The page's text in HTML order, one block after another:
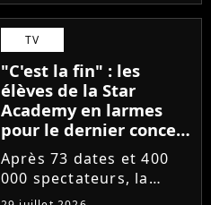
professeurs après les
départs annoncés de
Michael Goldman, Lucie
Bernardoni et Marlène
Schaff. La...
TV
"C'est la fin" : les
élèves de la Star
Academy en larmes
pour le dernier concert
de la tournée
Après 73 dates et 400
000 spectateurs, la
tournée de la Star